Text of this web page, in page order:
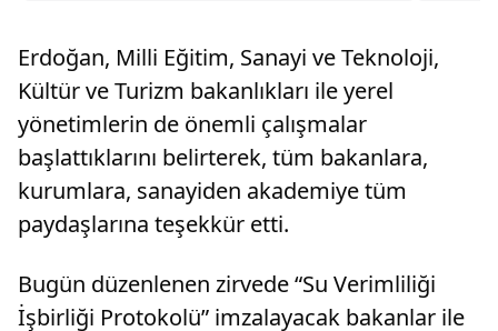
evi...
Erdoğan, Milli Eğitim, Sanayi ve Teknoloji,
Kültür ve Turizm bakanlıkları ile yerel
yönetimlerin de önemli çalışmalar
başlattıklarını belirterek, tüm bakanlara,
kurumlara, sanayiden akademiye tüm
paydaşlarına teşekkür etti.
Bugün düzenlenen zirvede “Su Verimliliği
İşbirliği Protokolü” imzalayacak bakanlar ile